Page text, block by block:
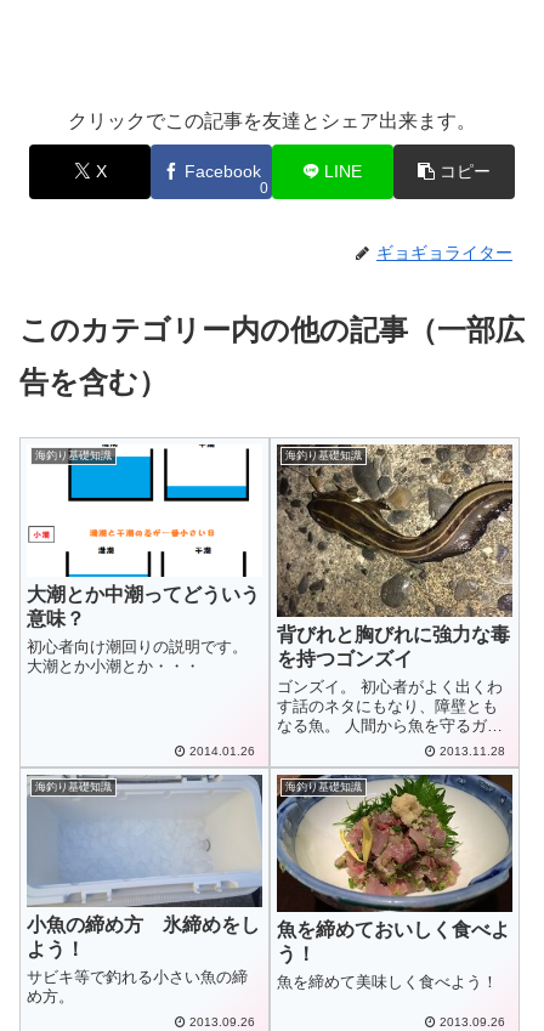
クリックでこの記事を友達とシェア出来ます。
X Facebook
0
LINE コピー
ギョギョライター
このカテゴリー内の他の記事（一部広
告を含む）
海釣り基礎知識
大潮とか中潮ってどういう
意味？
初心者向け潮回りの説明です。
大潮とか小潮とか・・・
2014.01.26
海釣り基礎知識
背びれと胸びれに強力な毒
を持つゴンズイ
ゴンズイ。 初心者がよく出くわ
す話のネタにもなり、障壁とも
なる魚。 人間から魚を守るガー
2013.11.28
海釣り基礎知識
小魚の締め方 氷締めをし
よう！
サビキ等で釣れる小さい魚の締
め方。
2013.09.26
海釣り基礎知識
魚を締めておいしく食べよ
う！
魚を締めて美味しく食べよう！
2013.09.26